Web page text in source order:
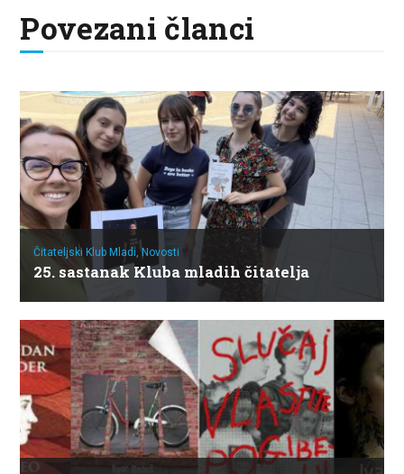
Povezani članci
Čitateljski Klub Mladi,Novosti
25. sastanak Kluba mladih čitatelja